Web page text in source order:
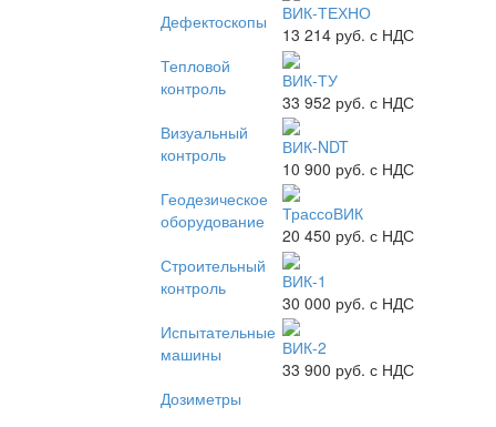
Дефектоскопы
Тепловой
контроль
Визуальный
контроль
Геодезическое
оборудование
Строительный
контроль
Испытательные
машины
Дозиметры
ВИК-ТЕХНО
13 214 руб. с НДС
ВИК-ТУ
33 952 руб. с НДС
ВИК-NDT
10 900 руб. с НДС
ТрассоВИК
20 450 руб. с НДС
ВИК-1
30 000 руб. с НДС
ВИК-2
33 900 руб. с НДС